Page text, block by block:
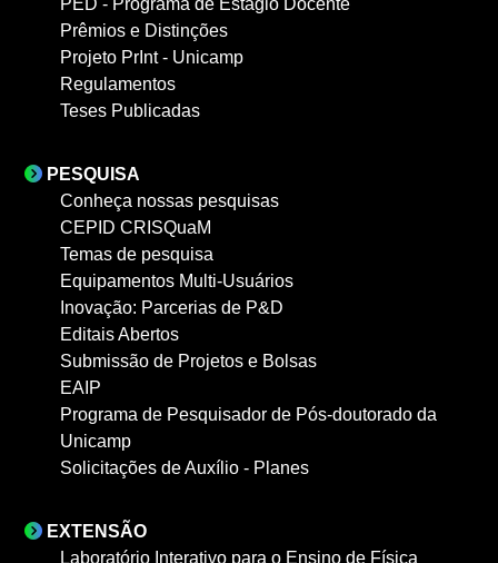
PED - Programa de Estágio Docente
Prêmios e Distinções
Projeto PrInt - Unicamp
Regulamentos
Teses Publicadas
PESQUISA
Conheça nossas pesquisas
CEPID CRISQuaM
Temas de pesquisa
Equipamentos Multi-Usuários
Inovação: Parcerias de P&D
Editais Abertos
Submissão de Projetos e Bolsas
EAIP
Programa de Pesquisador de Pós-doutorado da
Unicamp
Solicitações de Auxílio - Planes
EXTENSÃO
Laboratório Interativo para o Ensino de Física